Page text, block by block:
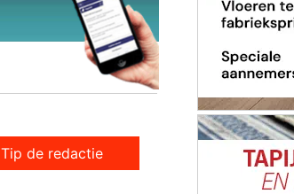
Tip de redactie